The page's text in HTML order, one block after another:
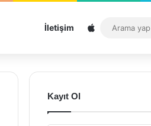
İletişim Sitemap
Kayıt Ol